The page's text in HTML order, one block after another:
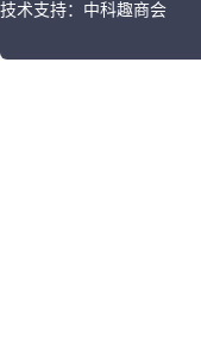
技术支持： 中科趣商会